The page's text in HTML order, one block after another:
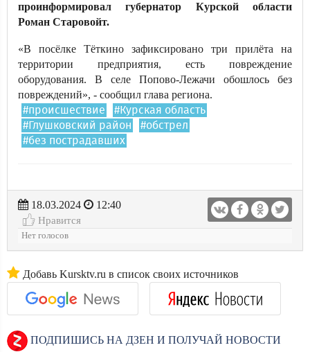
проинформировал губернатор Курской области
Роман Старовойт.
«В посёлке Тёткино зафиксировано три прилёта на
территории предприятия, есть повреждение
оборудования. В селе Попово-Лежачи обошлось без
повреждений», - сообщил глава региона.
#происшествие
#Курская область
#Глушковский район
#обстрел
#без пострадавших
18.03.2024
12:40
Нравится
Нет голосов
Добавь Kursktv.ru в список своих источников
ПОДПИШИСЬ НА ДЗЕН И ПОЛУЧАЙ НОВОСТИ